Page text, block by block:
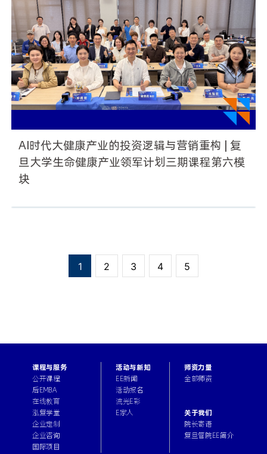
AI时代大健康产业的投资逻辑与营销重构 | 复
旦大学生命健康产业领军计划三期课程第六模
块
1 2 3 4 5
课程与服务
公开课程
后EMBA
在线教育
泓复学堂
企业定制
企业咨询
国际项目
活动与新知
EE新闻
活动报名
流光E彩
E家人
师资力量
全部师资
关于我们
院长寄语
复旦管院EE简介